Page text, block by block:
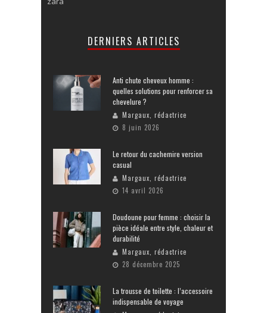
DERNIERS ARTICLES
Anti chute cheveux homme :
quelles solutions pour renforcer sa
chevelure ?
Margaux, rédactrice
8 juin 2026
Le retour du cachemire version
casual
Margaux, rédactrice
14 avril 2026
Doudoune pour femme : choisir la
pièce idéale entre style, chaleur et
durabilité
Margaux, rédactrice
28 décembre 2025
La trousse de toilette : l’accessoire
indispensable de voyage